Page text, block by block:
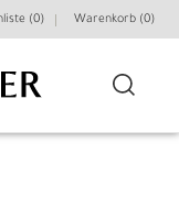
(0) Warenkorb (0)